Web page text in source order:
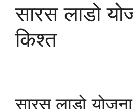
सारस लाडो
किश्त
सारस लाडो